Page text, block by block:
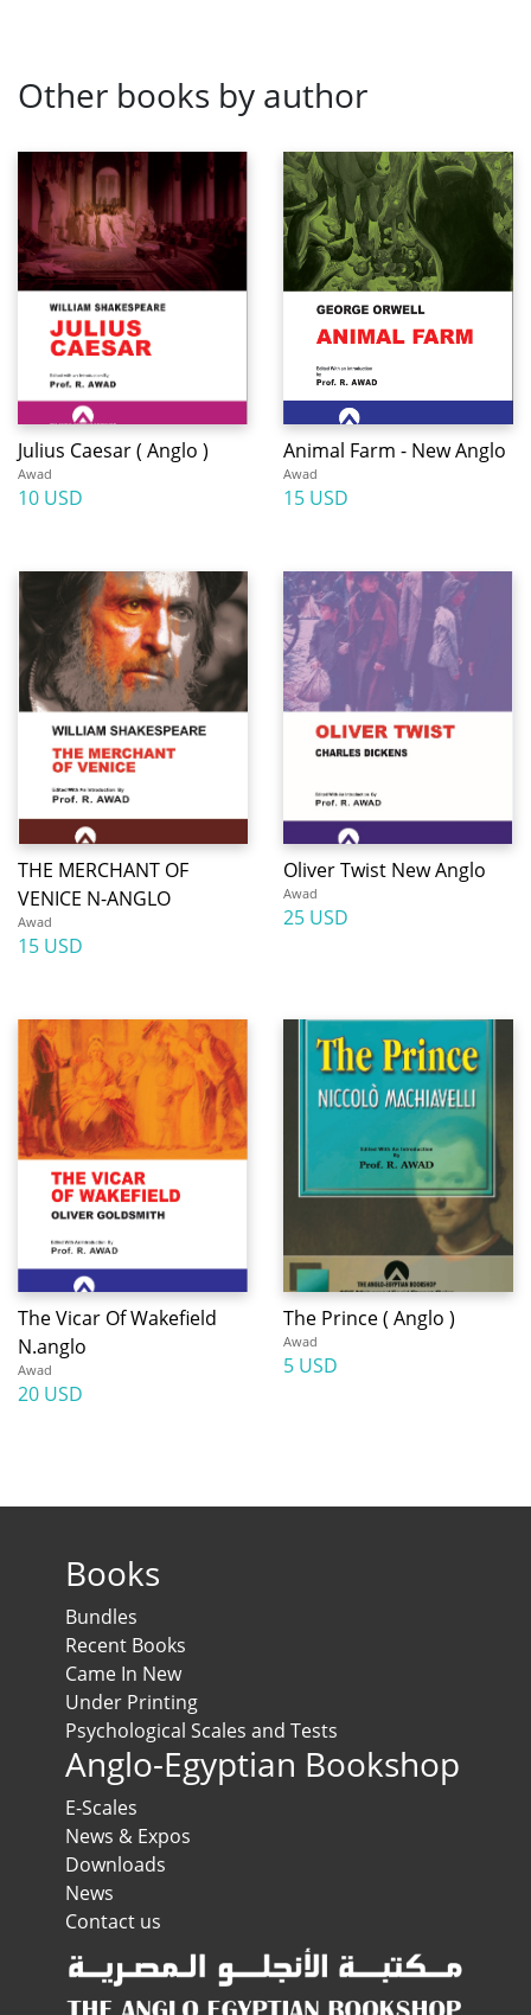
Other books by author
Julius Caesar ( Anglo )
Awad
10 USD
Animal Farm - New Anglo
Awad
15 USD
THE MERCHANT OF
VENICE N-ANGLO
Awad
15 USD
Oliver Twist New Anglo
Awad
25 USD
The Vicar Of Wakefield
N.anglo
Awad
20 USD
The Prince ( Anglo )
Awad
5 USD
Books
Bundles
Recent Books
Came In New
Under Printing
Psychological Scales and Tests
Anglo-Egyptian Bookshop
E-Scales
News & Expos
Downloads
News
Contact us